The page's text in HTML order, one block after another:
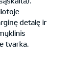
detalę ir
tvarka.